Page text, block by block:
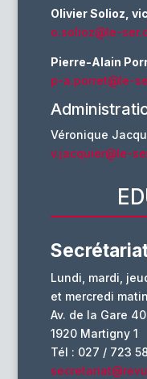
Olivier Solioz,
o.solioz@le-
Pierre-Alain
p-a.porret@le-
Véronique
v.jacquier@le-
Lundi, mardi,
et mercredi matin
Av. de la Gare
1920 Martigny 1
Tél : 027 / 723